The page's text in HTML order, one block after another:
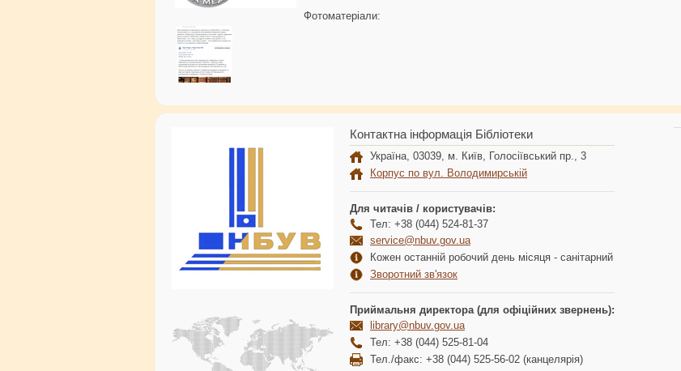
Фотоматеріали:
Контактна інформація Бібліотеки
Україна, 03039, м. Київ, Голосіївський пр., 3
Корпус по вул. Володимирській
Для читачів / користувачів:
Тел: +38 (044) 524-81-37
service@nbuv.gov.ua
Кожен останній робочий день місяця - санітарний
Зворотний зв'язок
Приймальня директора (для офіційних звернень):
library@nbuv.gov.ua
Тел: +38 (044) 525-81-04
Тел./факс: +38 (044) 525-56-02 (канцелярія)